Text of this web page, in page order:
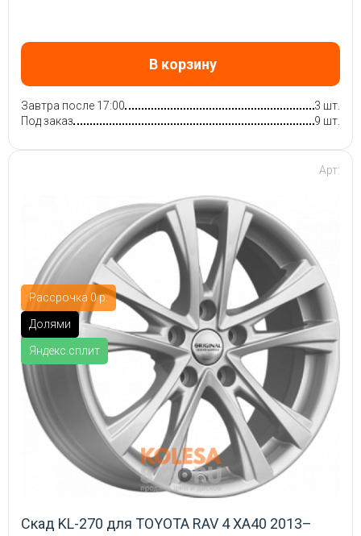
В корзину
Завтра после 17:00
3 шт.
Под заказ
9 шт.
Рассрочка 0 р.
Долями
Яндекс.сплит
Арт:
Скад KL-270 для TOYOTA RAV 4 XA40 2013–